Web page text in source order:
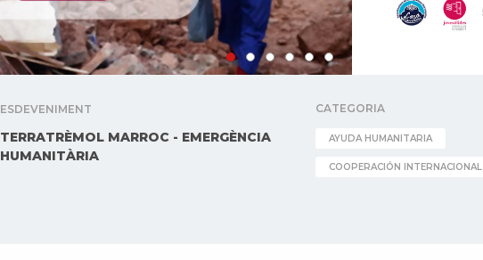
ESDEVENIMENT
TERRATRÈMOL MARROC - EMERGÈNCIA
HUMANITÀRIA
CATEGORIA
AYUDA HUMANITARIA
COOPERACIÓN INTERNACIONAL